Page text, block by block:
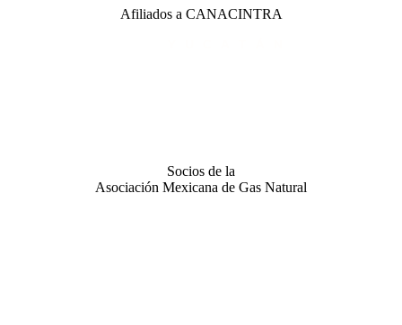
Afiliados a CANACINTRA
Socios de la
Asociación Mexicana de Gas Natural